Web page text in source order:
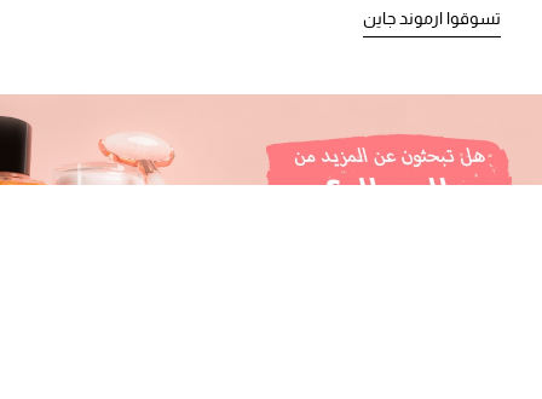
إكسسوارات للرجال
تسوقوا ارموند جاين